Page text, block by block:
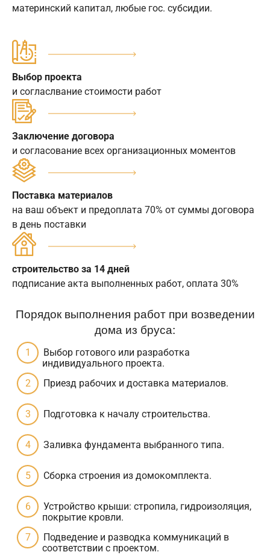
материнский капитал, любые гос. субсидии.
Выбор проекта
и согласлвание стоимости работ
Заключение договора
и согласование всех организационных моментов
Поставка материалов
на ваш объект и предоплата 70% от суммы договора
в день поставки
строительство за 14 дней
подписание акта выполненных работ, оплата 30%
Порядок выполнения работ при возведении
дома из бруса:
Выбор готового или разработка
индивидуального проекта.
Приезд рабочих и доставка материалов.
Подготовка к началу строительства.
Заливка фундамента выбранного типа.
Сборка строения из домокомплекта.
Устройство крыши: стропила, гидроизоляция,
покрытие кровли.
Подведение и разводка коммуникаций в
соответствии с проектом.